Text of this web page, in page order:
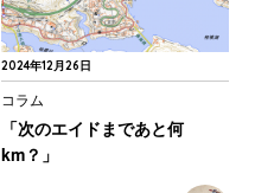
2024年12月26日
コラム
「次のエイドまであと何
km？」